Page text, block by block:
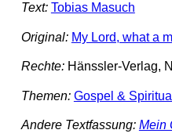
Text: Tobias Masuch
Original: My Lord, what a
Rechte:Hänssler-Verlag,
Themen: Gospel & Spiritual
Andere Textfassung: Mein